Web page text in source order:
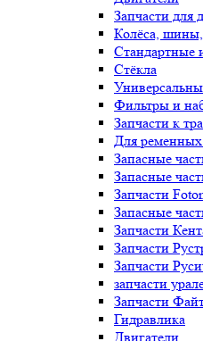
Запчасти для
Колёса,
Стандартные
Стёкла
Фильтры и
Запчасти к
Для ременных
Запасные
Запасные
Запчасти
Запасные
Запчасти
Запчасти
Запчасти
запчасти
Запчасти
Гидравлика
Двигатели